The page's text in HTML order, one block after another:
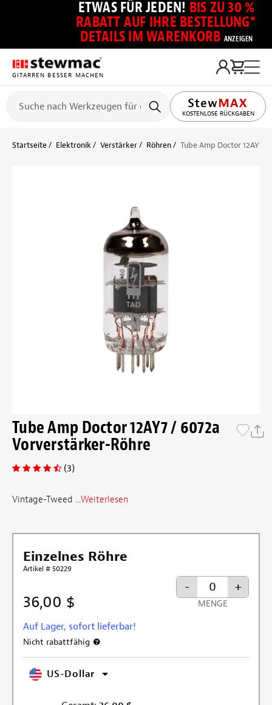
ETWAS FÜR JEDEN! BIS ZU 30 %
RABATT AUF IHRE BESTELLUNG*
DETAILS IM WARENKORB ANZEIGEN
GITARREN BESSER MACHEN
KOSTENLOSE RÜCKGABEN
Startseite Elektronik Verstärker Röhren Tube Amp Doctor 12AY7
Tube Amp Doctor 12AY7 / 6072a
Vorverstärker-Röhre
(3)
Vintage-Tweed ...Weiterlesen
Einzelnes Röhre
Artikel # 50229
36,00 $
Auf Lager, sofort lieferbar!
Nicht rabattfähig
- +
MENGE
US-Dollar